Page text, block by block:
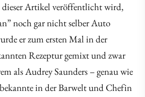
Artikel veröffentlicht wird,
noch gar nicht selber Auto
er zum ersten Mal in der
Rezeptur gemixt und zwar
als Audrey Saunders – genau wie
in der Barwelt und Chefin